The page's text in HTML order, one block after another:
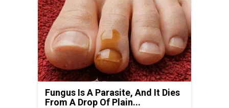
Fungus Is A Parasite, And It Dies
From A Drop Of Plain...